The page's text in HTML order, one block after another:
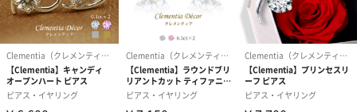
※すべての方にアレルギーが起きないことを保証するものではあ
りません。
大切な方への贈り物に